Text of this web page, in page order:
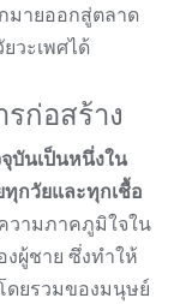
ายออกสู่ตลาด
วะเพศได้
ก่อสร้าง
บันเป็นหนึ่งใน
กวัยและทุกเชื้อ
ามภาคภูมิใจใน
ผู้ชาย ซึ่งทำให้
ดยรวมของมนุษย์